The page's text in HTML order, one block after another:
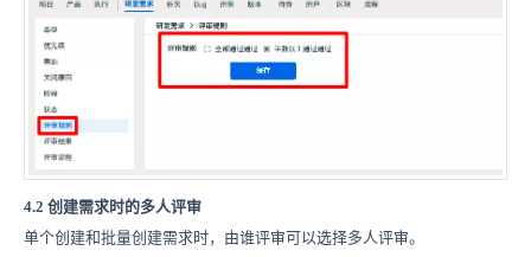
4.2 创建需求时的多人评审
单个创建和批量创建需求时，由谁评审可以选择多人评审。